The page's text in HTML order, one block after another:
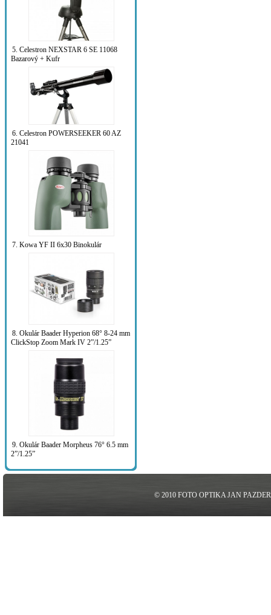
5. Celestron NEXSTAR 6 SE 11068
Bazarový + Kufr
6. Celestron POWERSEEKER 60 AZ
21041
7. Kowa YF II 6x30 Binokulár
8. Okulár Baader Hyperion 68° 8-24 mm
ClickStop Zoom Mark IV 2”/1.25”
9. Okulár Baader Morpheus 76° 6.5 mm
2”/1.25”
© 2010 FOTO OPTIKA JAN